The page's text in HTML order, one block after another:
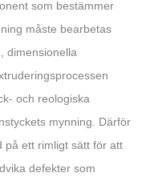
som bestämmer
måste bearbetas
dimensionella
och reologiska
mynning. Därför
på ett rimligt sätt för att
defekter som